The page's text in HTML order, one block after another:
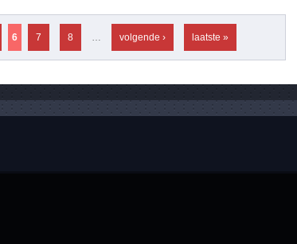
6 7 8 … volgende › laatste »